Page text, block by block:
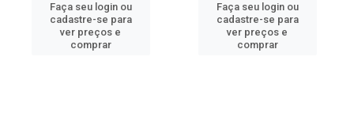
Faça seu login ou
cadastre-se para
ver preços e
comprar
Faça seu login ou
cadastre-se para
ver preços e
comprar